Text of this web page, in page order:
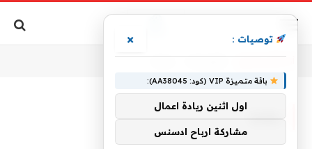
توصيات : ×
باقة متميزة VIP (كود: AA38045):
اول اثنين ريادة اعمال
مشاركة ارباح ادسنس